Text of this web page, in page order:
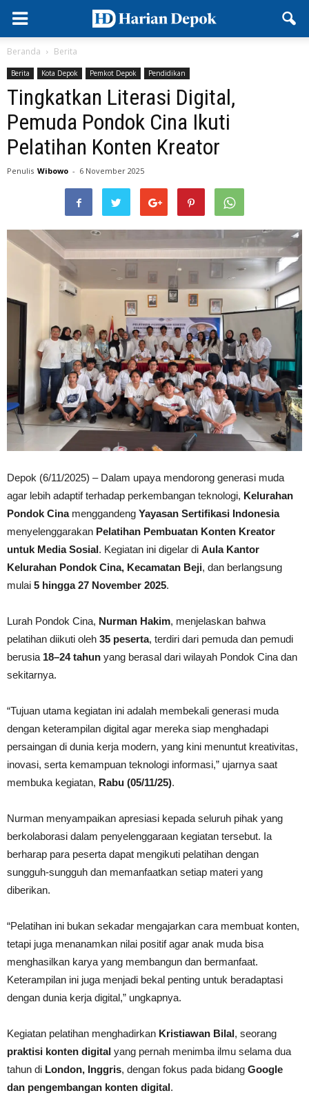
Beranda Berita
Berita Kota Depok Pemkot Depok Pendidikan
Tingkatkan Literasi Digital,
Pemuda Pondok Cina Ikuti
Pelatihan Konten Kreator
Penulis Wibowo - 6 November 2025
Depok (6/11/2025) – Dalam upaya mendorong generasi muda
agar lebih adaptif terhadap perkembangan teknologi, Kelurahan
Pondok Cinamenggandeng Yayasan Sertifikasi Indonesia
menyelenggarakan Pelatihan Pembuatan Konten Kreator
untuk Media Sosial. Kegiatan ini digelar di Aula Kantor
Kelurahan Pondok Cina, Kecamatan Beji, dan berlangsung
mulai 5 hingga 27 November 2025.
Lurah Pondok Cina, Nurman Hakim, menjelaskan bahwa
pelatihan diikuti oleh 35 peserta, terdiri dari pemuda dan pemudi
berusia 18–24 tahun yang berasal dari wilayah Pondok Cina dan
sekitarnya.
“Tujuan utama kegiatan ini adalah membekali generasi muda
dengan keterampilan digital agar mereka siap menghadapi
persaingan di dunia kerja modern, yang kini menuntut kreativitas,
inovasi, serta kemampuan teknologi informasi,” ujarnya saat
membuka kegiatan, Rabu (05/11/25).
Nurman menyampaikan apresiasi kepada seluruh pihak yang
berkolaborasi dalam penyelenggaraan kegiatan tersebut. Ia
berharap para peserta dapat mengikuti pelatihan dengan
sungguh-sungguh dan memanfaatkan setiap materi yang
diberikan.
“Pelatihan ini bukan sekadar mengajarkan cara membuat konten,
tetapi juga menanamkan nilai positif agar anak muda bisa
menghasilkan karya yang membangun dan bermanfaat.
Keterampilan ini juga menjadi bekal penting untuk beradaptasi
dengan dunia kerja digital,” ungkapnya.
Kegiatan pelatihan menghadirkan Kristiawan Bilal, seorang
praktisi konten digital yang pernah menimba ilmu selama dua
tahun di London, Inggris, dengan fokus pada bidang Google
dan pengembangan konten digital.